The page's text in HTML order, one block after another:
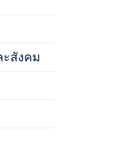
สังคม